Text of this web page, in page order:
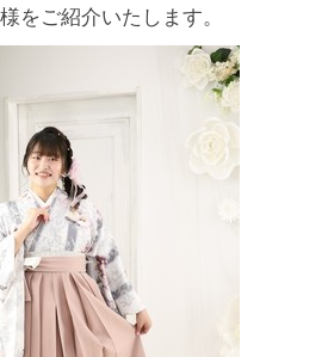
をご紹介いたします。